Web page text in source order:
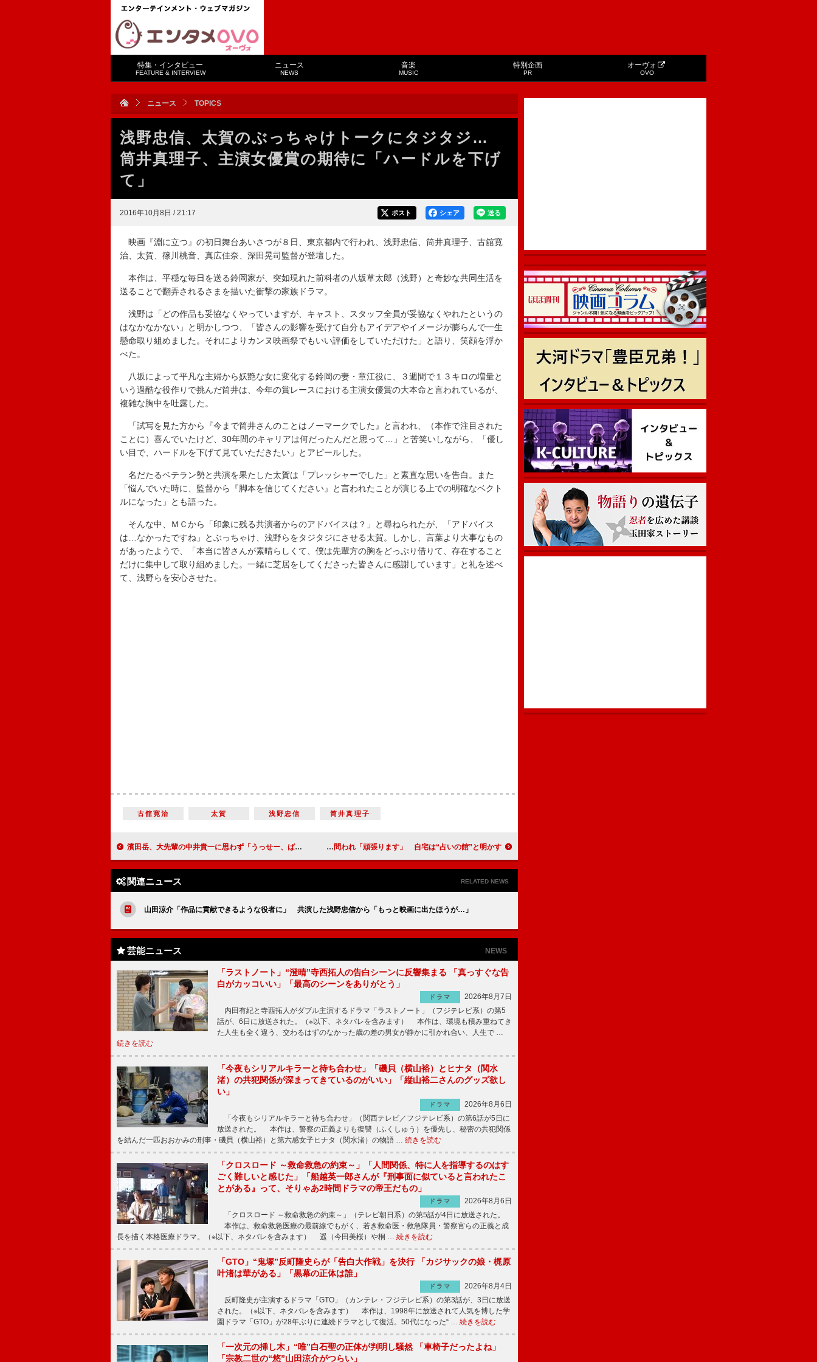
特集・インタビュー
FEATURE & INTERVIEW
ニュース
NEWS
音楽
MUSIC
特別企画
PR
オーヴォ
OVO
ニュース TOPICS
浅野忠信、太賀のぶっちゃけトークにタジタジ…
筒井真理子、主演女優賞の期待に「ハードルを下げ
て」
2016年10月8日 / 21:17 送る
シェア
ポスト
映画『淵に立つ』の初日舞台あいさつが８日、東京都内で行われ、浅野忠信、筒井真理子、古舘寛
治、太賀、篠川桃音、真広佳奈、深田晃司監督が登壇した。
本作は、平穏な毎日を送る鈴岡家が、突如現れた前科者の八坂草太郎（浅野）と奇妙な共同生活を
送ることで翻弄されるさまを描いた衝撃の家族ドラマ。
浅野は「どの作品も妥協なくやっていますが、キャスト、スタッフ全員が妥協なくやれたというの
はなかなかない」と明かしつつ、「皆さんの影響を受けて自分もアイデアやイメージが膨らんで一生
懸命取り組めました。それによりカンヌ映画祭でもいい評価をしていただけた」と語り、笑顔を浮か
べた。
八坂によって平凡な主婦から妖艶な女に変化する鈴岡の妻・章江役に、３週間で１３キロの増量と
いう過酷な役作りで挑んだ筒井は、今年の賞レースにおける主演女優賞の大本命と言われているが、
複雑な胸中を吐露した。
「試写を見た方から『今まで筒井さんのことはノーマークでした』と言われ、（本作で注目された
ことに）喜んでいたけど、30年間のキャリアは何だったんだと思って…」と苦笑いしながら、「優し
い目で、ハードルを下げて見ていただきたい」とアピールした。
名だたるベテラン勢と共演を果たした太賀は「プレッシャーでした」と素直な思いを告白。また
「悩んでいた時に、監督から『脚本を信じてください』と言われたことが演じる上での明確なベクト
ルになった」とも語った。
そんな中、ＭＣから「印象に残る共演者からのアドバイスは？」と尋ねられたが、「アドバイス
は…なかったですね」とぶっちゃけ、浅野らをタジタジにさせる太賀。しかし、言葉より大事なもの
があったようで、「本当に皆さんが素晴らしくて、僕は先輩方の胸をどっぷり借りて、存在すること
だけに集中して取り組めました。一緒に芝居をしてくださった皆さんに感謝しています」と礼を述べ
て、浅野らを安心させた。
古舘寛治 太賀 浅野忠信 筒井真理子
濱田岳、大先輩の中井貴一に思わず「うっせー、ばか！」 長澤まさみ、自分を卑下「あいつ使えねぇ」と言われる！？ 稲垣吾郎、解散問われ「頑張ります」 自宅は“占いの館”と明かす
関連ニュース RELATED NEWS
山田涼介「作品に貢献できるような役者に」 共演した浅野忠信から「もっと映画に出たほうが…」
芸能ニュース NEWS
「ラストノート」“澄晴”寺西拓人の告白シーンに反響集まる 「真っすぐな告
白がカッコいい」「最高のシーンをありがとう」
ドラマ
2026年8月7日
内田有紀と寺西拓人がダブル主演するドラマ「ラストノート」（フジテレビ系）の第5
話が、6日に放送された。（※以下、ネタバレを含みます） 本作は、環境も積み重ねてき
た人生も全く違う、交わるはずのなかった歳の差の男女が静かに引かれ合い、人生で …
続きを読む
「今夜もシリアルキラーと待ち合わせ」「磯貝（横山裕）とヒナタ（関水
渚）の共犯関係が深まってきているのがいい」「縦山裕二さんのグッズ欲し
い」
ドラマ
2026年8月6日
「今夜もシリアルキラーと待ち合わせ」（関西テレビ／フジテレビ系）の第6話が5日に
放送された。 本作は、警察の正義よりも復讐（ふくしゅう）を優先し、秘密の共犯関係
を結んだ一匹おおかみの刑事・磯貝（横山裕）と第六感女子ヒナタ（関水渚）の物語 … 続きを読む
「クロスロード ～救命救急の約束～」「人間関係、特に人を指導するのはす
ごく難しいと感じた」「船越英一郎さんが『刑事面に似ていると言われたこ
とがある』って、そりゃあ2時間ドラマの帝王だもの」
ドラマ
2026年8月6日
「クロスロード ～救命救急の約束～」（テレビ朝日系）の第5話が4日に放送された。
本作は、救命救急医療の最前線でもがく、若き救命医・救急隊員・警察官らの正義と成
長を描く本格医療ドラマ。（※以下、ネタバレを含みます） 遥（今田美桜）や桐 … 続きを読む
「GTO」“鬼塚”反町隆史らが「告白大作戦」を決行 「カジサックの娘・梶原
叶渚は華がある」「黒幕の正体は誰」
ドラマ
2026年8月4日
反町隆史が主演するドラマ「GTO」（カンテレ・フジテレビ系）の第3話が、3日に放送
された。（※以下、ネタバレを含みます） 本作は、1998年に放送されて人気を博した学
園ドラマ「GTO」が28年ぶりに連続ドラマとして復活。50代になった“ … 続きを読む
「一次元の挿し木」“唯”白石聖の正体が判明し騒然 「車椅子だったよね」
「宗教二世の“悠”山田涼介がつらい」